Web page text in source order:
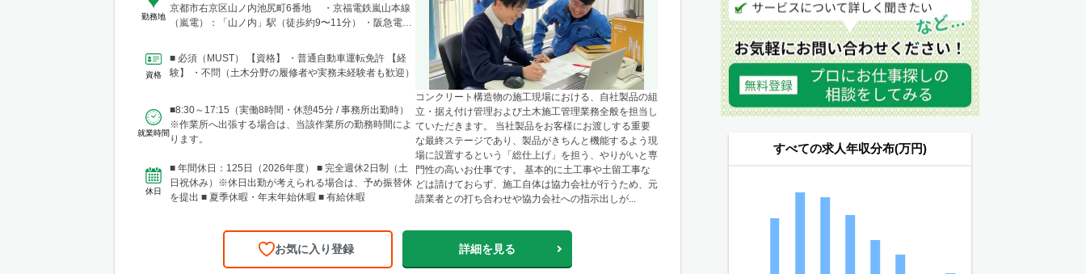
勤務地
京都市右京区山ノ内池尻町6番地 ・京福電鉄嵐山本線
（嵐電）：「山ノ内」駅（徒歩約9〜11分） ・阪急電鉄
可能
資格
■ 必須（MUST） 【資格】 ・普通自動車運転免許 【経
験】 ・不問（土木分野の履修者や実務未経験者も歓迎）
就業時間
■8:30～17:15（実働8時間・休憩45分 / 事務所出勤時）
※作業所へ出張する場合は、当該作業所の勤務時間によ
ります。
休日
■ 年間休日：125日（2026年度） ■ 完全週休2日制（土
日祝休み）※休日出勤が考えられる場合は、予め振替休
を提出 ■ 夏季休暇・年末年始休暇 ■ 有給休暇
コンクリート構造物の施工現場における、自社製品の組
立・据え付け管理および土木施工管理業務全般を担当し
ていただきます。 当社製品をお客様にお渡しする重要
な最終ステージであり、製品がきちんと機能するよう現
場に設置するという「総仕上げ」を担う、やりがいと専
門性の高いお仕事です。 基本的に土工事や土留工事な
どは請けておらず、施工自体は協力会社が行うため、元
請業者との打ち合わせや協力会社への指示出しが...
お気に入り登録 詳細を見る
すべての求人年収分布(万円)